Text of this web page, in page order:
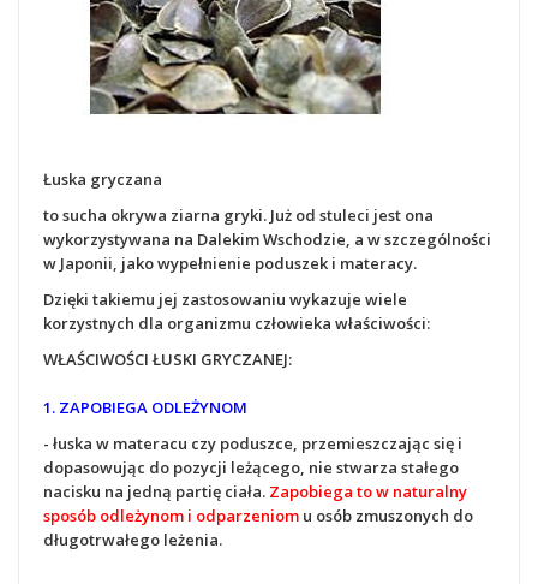
Łuska gryczana
to sucha okrywa ziarna gryki. Już od stuleci jest ona
wykorzystywana na Dalekim Wschodzie, a w szczególności
w Japonii, jako wypełnienie poduszek i materacy.
Dzięki takiemu jej zastosowaniu wykazuje wiele
korzystnych dla organizmu człowieka właściwości:
WŁAŚCIWOŚCI ŁUSKI GRYCZANEJ:
1. ZAPOBIEGA ODLEŻYNOM
- łuska w materacu czy poduszce, przemieszczając się i
dopasowując do pozycji leżącego, nie stwarza stałego
nacisku na jedną partię ciała. Zapobiega to w naturalny
sposób odleżynom i odparzeniom u osób zmuszonych do
długotrwałego leżenia.